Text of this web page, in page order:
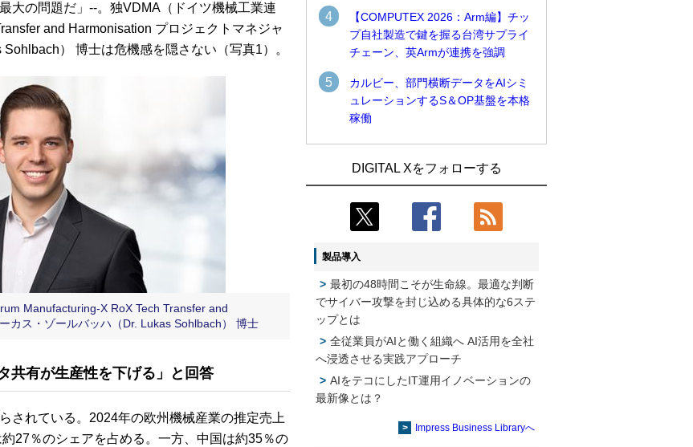
大の問題だ」--。独VDMA（ドイツ機械工業連
and Harmonisation プロジェクトマネジャ
） 博士は危機感を隠さない（写真1）。
Manufacturing-X RoX Tech Transfer and
カス・ゾールバッハ（Dr. Lukas Sohlbach） 博士
共有が生産性を下げる」と回答
されている。2024年の欧州機械産業の推定売上
27％のシェアを占める。一方、中国は約35％の
4
【COMPUTEX 2026：Arm編】チッ
プ自社製造で鍵を握る台湾サプライ
チェーン、英Armが連携を強調
5
カルビー、部門横断データをAIシミ
ュレーションするS＆OP基盤を本格
稼働
けたAIシステムを本格稼働
製造業の現場の暗黙知を組織横断で活用
するためのナレッジ管理基盤、LIGHTzが
3
歩行ロボット利用を検証
4
近大病院と中外製薬、治験参加者組み入
れに電子カルテとAI技術を使う抽出方法
の研究開始
【COMPUTEX 2026：Arm編】チップ自
社製造で鍵を握る台湾サプライチェー
仮想化技術を使う統合基盤を本格稼働
鹿島建設、鋼管柱へのコンクリート充填
時の異常を検出するAIを遠隔監視システ
3
めているのか【第25回】
4
製造業の現場の暗黙知を組織横断で活用
するためのナレッジ管理基盤、LIGHTzが
提供
Umios、消費者起点の販売計画策定に向
けたAIシステムを本格稼働
DIGITAL Xをフォローする
製品導入
最初の48時間こそが生命線。最適な判断
でサイバー攻撃を封じ込める具体的な6ステ
ップとは
全従業員がAIと働く組織へ AI活用を全社
へ浸透させる実践アプローチ
AIをテコにしたIT運用イノベーションの
最新像とは？
Impress Business Libraryへ